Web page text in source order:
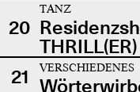
20
TANZ
THRILL(ER)
21
VERSCHIEDENES